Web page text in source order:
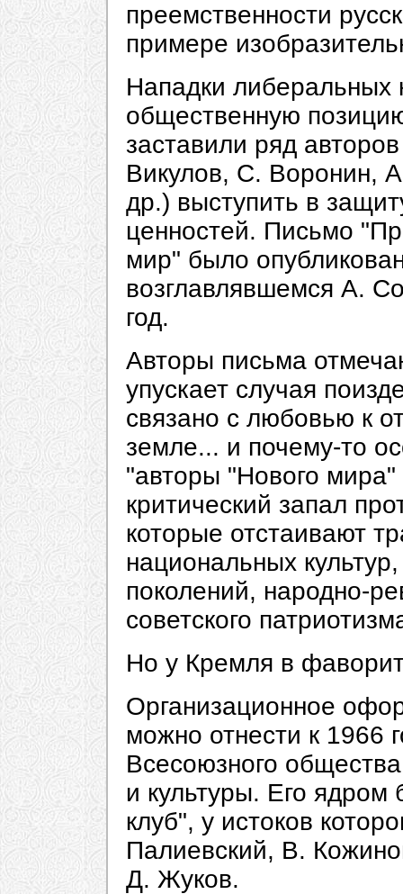
преемственности
примере
Нападки либеральных
общественную
заставили ряд
Викулов, С. Воронин,
др.) выступить в
ценностей. Письмо
мир" было
возглавлявшемся А.
год.
Авторы письма
упускает случая
связано с любовью к
земле... и почему-то
"авторы "Нового
критический запал
которые отстаивают
национальных
поколений, народно-
советского
Но у Кремля в
Организационное
можно отнести к 1966
Всесоюзного
и культуры. Его
клуб", у истоков
Палиевский, В.
Д. Жуков.